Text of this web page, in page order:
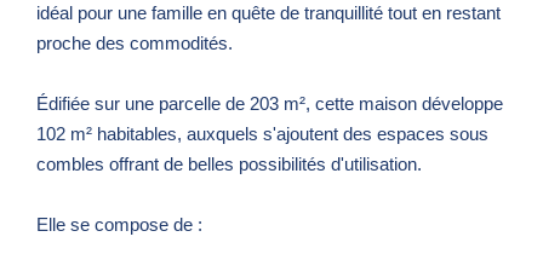
idéal pour une famille en quête de tranquillité tout en restant
proche des commodités.
Édifiée sur une parcelle de 203 m², cette maison développe
102 m² habitables, auxquels s'ajoutent des espaces sous
combles offrant de belles possibilités d'utilisation.
Elle se compose de :